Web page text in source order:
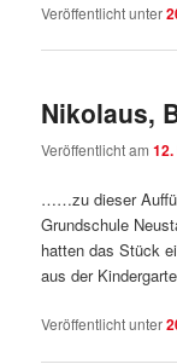
Veröffentlicht unter
Nikolaus,
Veröffentlicht am
……zu dieser
Grundschule
hatten das Stück
aus der
Veröffentlicht unter